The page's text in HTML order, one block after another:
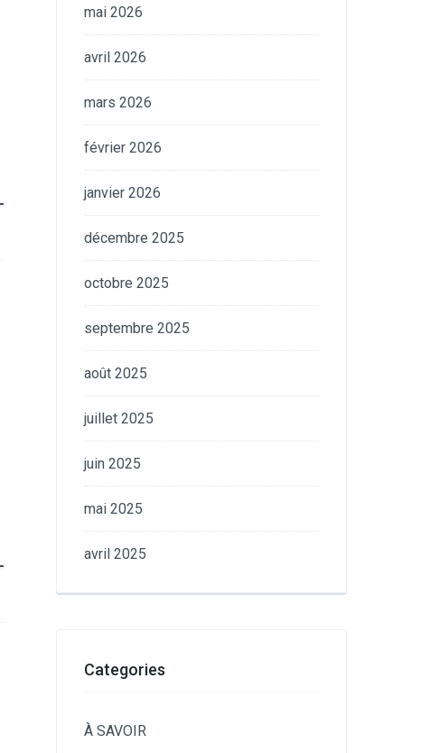
mai 2026
avril 2026
mars 2026
février 2026
janvier 2026
décembre 2025
octobre 2025
septembre 2025
août 2025
juillet 2025
juin 2025
mai 2025
avril 2025
Categories
À SAVOIR